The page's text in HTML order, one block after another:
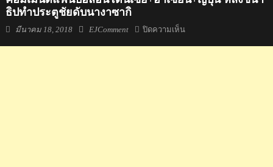
ธิปทำประตูชัยดับนางาซากิ
Posted
มีนาคม 18, 2018 Author
EJComment ปิดความเห็นบน